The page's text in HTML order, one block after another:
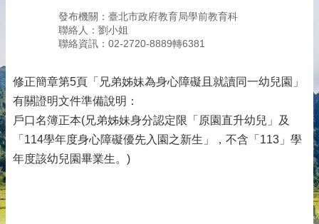
發布機關：臺北市政府教育局學前教育科
聯絡人：劉小姐
聯絡資訊：02-2720-8889轉6381
修正簡章第5頁「兄弟姊妹為身心障礙且就讀同一幼兒園」
有關證明文件準備說明：
戶口名簿正本(兄弟姊妹身分認定限「原園直升幼兒」及
「114學年度身心障礙優先入園之新生」，不含「113」學
年度該幼兒園畢業生。)